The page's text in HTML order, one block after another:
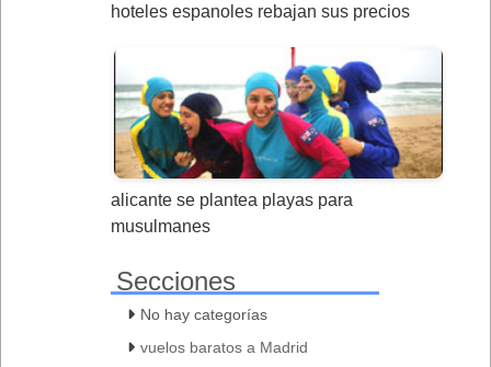
hoteles espanoles rebajan sus precios
alicante se plantea playas para
musulmanes
Secciones
No hay categorías
vuelos baratos a Madrid